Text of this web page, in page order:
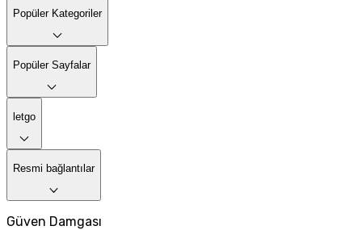
Popüler Kategoriler
Popüler Sayfalar
letgo
Resmi bağlantılar
Güven Damgası